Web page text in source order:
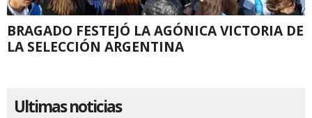
BRAGADO FESTEJÓ LA AGÓNICA VICTORIA DE
LA SELECCIÓN ARGENTINA
Ultimas noticias